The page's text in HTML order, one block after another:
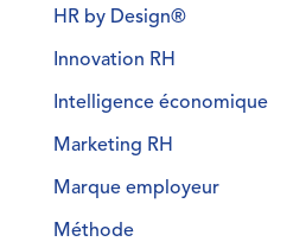
HR by Design®
Innovation RH
Intelligence économique
Marketing RH
Marque employeur
Méthode